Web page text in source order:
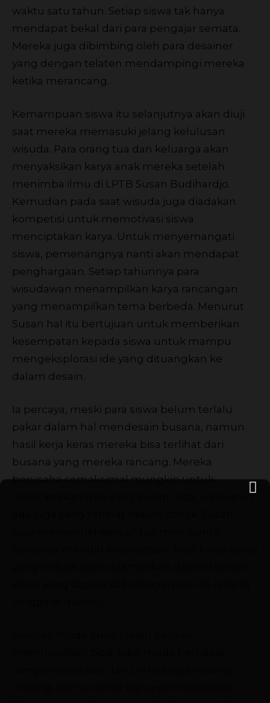
waktu satu tahun. Setiap siswa tak hanya
mendapat bekal dari para pengajar semata.
Mereka juga dibimbing oleh para desainer
yang dengan telaten mendampingi mereka
ketika merancang.
Kemampuan siswa itu selanjutnya akan diuji
saat mereka memasuki jelang kelulusan
wisuda. Para orang tua dan keluarga akan
menyaksikan karya anak mereka setelah
menimba ilmu di LPTB Susan Budihardjo.
Kemudian pada saat wisuda juga diadakan
kompetisi untuk memotivasi siswa
menciptakan karya. Untuk menyemangati
siswa, pemenangnya nanti akan mendapat
penghargaan. Setiap tahunnya para
wisudawan menampilkan karya rancangan
yang menampilkan tema berbeda. Menurut
Susan hal itu bertujuan untuk memberikan
kesempatan kepada siswa untuk mampu
mengeksplorasi ide yang dituangkan ke
dalam desain.
Ia percaya, meski para siswa belum terlalu
pakar dalam hal mendesain busana, namun
hasil kerja keras mereka bisa terlihat dari
busana yang mereka rancang. Mereka
berusaha semaksimal mungkin untuk
menciptakan tren yang belum ada, walaupun